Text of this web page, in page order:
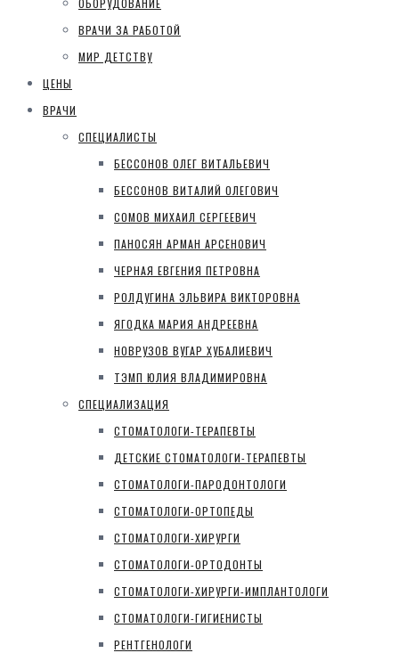
ОБОРУДОВАНИЕ
ВРАЧИ ЗА РАБОТОЙ
МИР ДЕТСТВУ
ЦЕНЫ
ВРАЧИ
СПЕЦИАЛИСТЫ
БЕССОНОВ ОЛЕГ ВИТАЛЬЕВИЧ
БЕССОНОВ ВИТАЛИЙ ОЛЕГОВИЧ
СОМОВ МИХАИЛ СЕРГЕЕВИЧ
ПАНОСЯН АРМАН АРСЕНОВИЧ
ЧЕРНАЯ ЕВГЕНИЯ ПЕТРОВНА
РОЛДУГИНА ЭЛЬВИРА ВИКТОРОВНА
ЯГОДКА МАРИЯ АНДРЕЕВНА
НОВРУЗОВ ВУГАР ХУБАЛИЕВИЧ
ТЭМП ЮЛИЯ ВЛАДИМИРОВНА
СПЕЦИАЛИЗАЦИЯ
СТОМАТОЛОГИ-ТЕРАПЕВТЫ
ДЕТСКИЕ СТОМАТОЛОГИ-ТЕРАПЕВТЫ
СТОМАТОЛОГИ-ПАРОДОНТОЛОГИ
СТОМАТОЛОГИ-ОРТОПЕДЫ
СТОМАТОЛОГИ-ХИРУРГИ
СТОМАТОЛОГИ-ОРТОДОНТЫ
СТОМАТОЛОГИ-ХИРУРГИ-ИМПЛАНТОЛОГИ
СТОМАТОЛОГИ-ГИГИЕНИСТЫ
РЕНТГЕНОЛОГИ